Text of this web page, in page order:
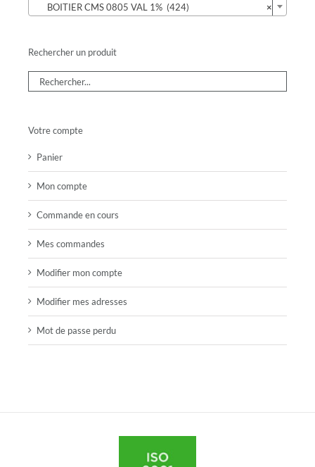
×
BOITIER CMS 0805 VAL 1% (424)
Rechercher un produit
Votre compte
Panier
Mon compte
Commande en cours
Mes commandes
Modifier mon compte
Modifier mes adresses
Mot de passe perdu